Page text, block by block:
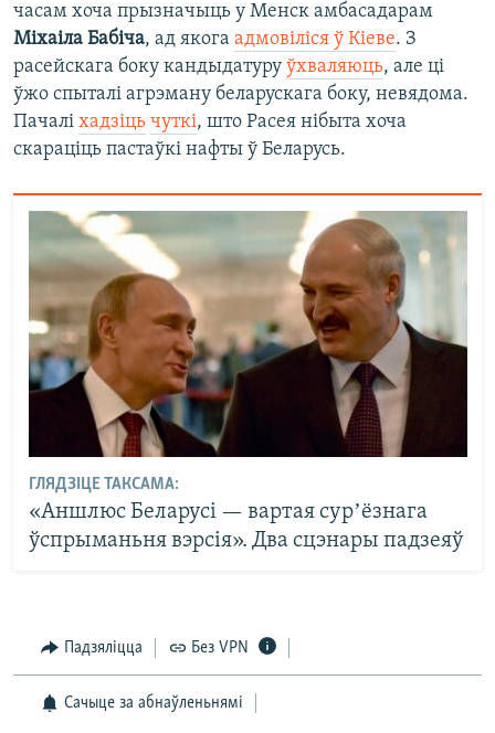
часам хоча прызначыць у Менск амбасадарам
Міхаіла Бабіча, ад якога адмовіліся ў Кіеве. З
расейскага боку кандыдатуру ўхваляюць, але ці
ўжо спыталі агрэману беларускага боку, невядома.
Пачалі хадзіць чуткі, што Расея нібыта хоча
скараціць пастаўкі нафты ў Беларусь.
ГЛЯДЗІЦЕ ТАКСАМА:
«Аншлюс Беларусі — вартая сурʼёзнага
ўспрыманьня вэрсія». Два сцэнары падзеяў
Падзяліцца Без VPN
Сачыце за абнаўленьнямі